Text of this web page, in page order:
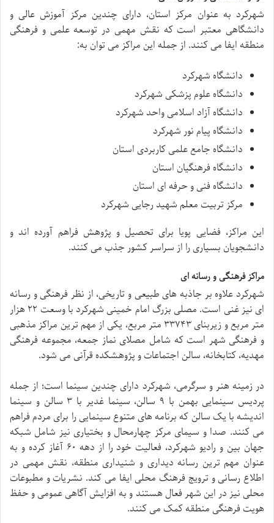
شهرکرد به عنوان مرکز استان، دارای چندین مرکز آموزش عالی و
دانشگاهی معتبر است که نقش مهمی در توسعه علمی و فرهنگی
منطقه ایفا می کنند. از جمله این مراکز می توان به:
دانشگاه شهرکرد
دانشگاه علوم پزشکی شهرکرد
دانشگاه آزاد اسلامی واحد شهرکرد
دانشگاه پیام نور شهرکرد
دانشگاه جامع علمی کاربردی استان
دانشگاه فرهنگیان استان
دانشگاه فنی و حرفه ای استان
مرکز تربیت معلم شهید رجایی شهرکرد
این مراکز، فضایی پویا برای تحصیل و پژوهش فراهم آورده اند و
دانشجویان بسیاری را از سراسر کشور جذب می کنند.
مراکز فرهنگی و رسانه ای
شهرکرد علاوه بر جاذبه های طبیعی و تاریخی، از نظر فرهنگی و رسانه
ای نیز غنی است. مصلی بزرگ امام خمینی شهرکرد با وسعت ۲۲ هزار
متر مربع و زیربنای ۳۳۷۴۳ متر مربع، یکی از مهم ترین مراکز مذهبی
و فرهنگی شهر است که شامل مصلای نماز جمعه، مجموعه فرهنگی
مهدیه، کتابخانه، سالن اجتماعات و پژوهشکده قرآنی می شود.
در زمینه هنر و سرگرمی، شهرکرد دارای چندین سینما است؛ از جمله
پردیس سینمایی بهمن با ۹ سالن، سینما غدیر با ۳ سالن و سینما
اندیشه با یک سالن که برنامه های متنوع سینمایی را برای مردم فراهم
می کنند. صدا و سیمای مرکز چهارمحال و بختیاری نیز شامل شبکه
جهان بین و رادیو شهرکرد، فعالیت خود را از دهه ۶۰ آغاز کرده و به
عنوان مهم ترین رسانه دیداری و شنیداری منطقه، نقش مهمی در
اطلاع رسانی و ترویج فرهنگ محلی ایفا می کند. نشریات و مطبوعات
محلی نیز در این شهر فعال هستند و به افزایش آگاهی عمومی و حفظ
هویت فرهنگی منطقه کمک می کنند.